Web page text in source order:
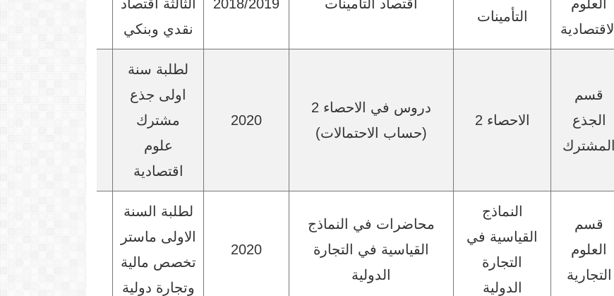
العلوم
الاقتصادية
التأمينات
اقتصاد التأمينات 2018/2019
الثالثة اقتصاد
نقدي وبنكي
قسم
الجذع
المشترك
الاحصاء 2
دروس في الاحصاء 2
(حساب الاحتمالات)
2020
لطلبة سنة
اولى جذع
مشترك
علوم
اقتصادية
قسم
العلوم
التجارية
النماذج
القياسية في
التجارة
الدولية
محاضرات في النماذج
القياسية في التجارة
الدولية
2020
لطلبة السنة
الاولى ماستر
تخصص مالية
وتجارة دولية